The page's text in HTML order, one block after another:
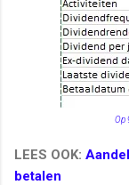
Op
LEES OOK:
betalen